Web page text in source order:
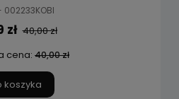
002233KOBI
zł 40,00 zł
cena: 40,00 zł
koszyka